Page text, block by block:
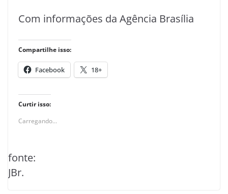
Com informações da Agência Brasília
Compartilhe isso:
Facebook 18+
Curtir isso:
Carregando...
fonte:
JBr.